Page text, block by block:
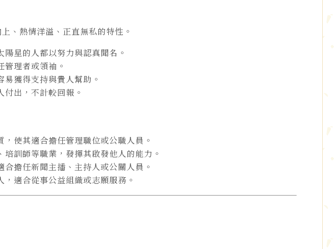
、熱情洋溢、正直無私的特性。
陽星的人都以努力與認真聞名。
管理者或領袖。
易獲得支持與貴人幫助。
付出，不計較回報。
，使其適合擔任管理職位或公職人員。
培訓師等職業，發揮其啟發他人的能力。
合擔任新聞主播、主持人或公關人員。
，適合從事公益組織或志願服務。